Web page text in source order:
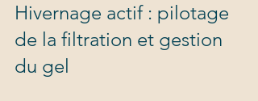
Hivernage actif : pilotage
de la filtration et gestion
du gel